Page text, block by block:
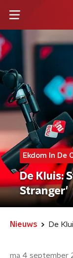
Ekdom In De
De Kluis:
Stranger'
Nieuws De
ma 4 september